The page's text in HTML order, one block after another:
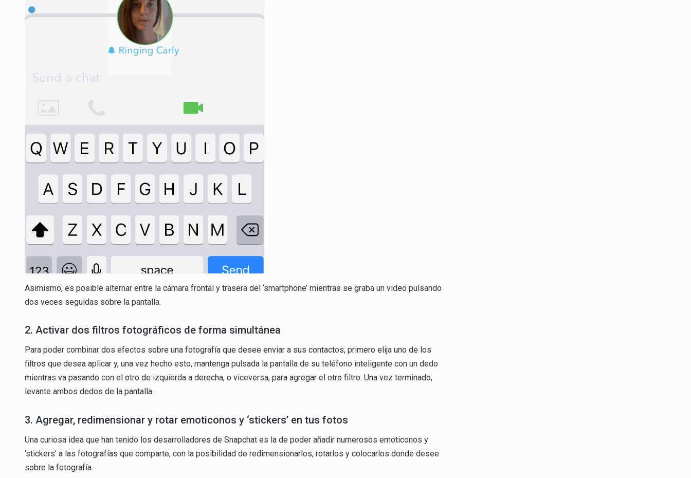
Asimismo, es posible alternar entre la cámara frontal y trasera del ‘smartphone’ mientras se graba un video pulsando
dos veces seguidas sobre la pantalla.
2. Activar dos filtros fotográficos de forma simultánea
Para poder combinar dos efectos sobre una fotografía que desee enviar a sus contactos, primero elija uno de los
filtros que desea aplicar y, una vez hecho esto, mantenga pulsada la pantalla de su teléfono inteligente con un dedo
mientras va pasando con el otro de izquierda a derecha, o viceversa, para agregar el otro filtro. Una vez terminado,
levante ambos dedos de la pantalla.
3. Agregar, redimensionar y rotar emoticonos y ‘stickers’ en tus fotos
Una curiosa idea que han tenido los desarrolladores de Snapchat es la de poder añadir numerosos emoticonos y
‘stickers’ a las fotografías que comparte, con la posibilidad de redimensionarlos, rotarlos y colocarlos donde desee
sobre la fotografía.